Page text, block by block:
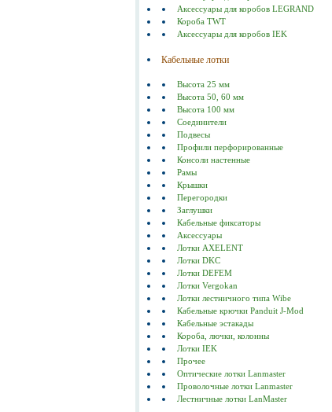
Аксессуары для коробов LEGRAND
Короба TWT
Аксессуары для коробов IEK
Кабельные лотки
Высота 25 мм
Высота 50, 60 мм
Высота 100 мм
Соединители
Подвесы
Профили перфорированные
Консоли настенные
Рамы
Крышки
Перегородки
Заглушки
Кабельные фиксаторы
Аксессуары
Лотки AXELENT
Лотки DKC
Лотки DEFEM
Лотки Vergokan
Лотки лестничного типа Wibe
Кабельные крючки Panduit J-Mod
Кабельные эстакады
Короба, лючки, колонны
Лотки IEK
Прочее
Оптические лотки Lanmaster
Проволочные лотки Lanmaster
Лестничные лотки LanMaster